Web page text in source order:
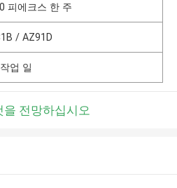
피에크스 한 주
/ AZ91D
업 일
을 전망하십시오